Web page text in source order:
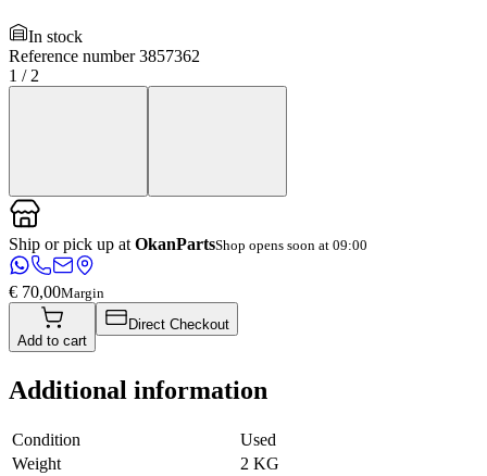
In stock
Reference number 3857362
1 / 2
Ship or pick up at OkanPartsShop opens soon at 09:00
€ 70,00Margin
Add to cart
Direct Checkout
Additional information
Condition
Used
Weight
2 KG